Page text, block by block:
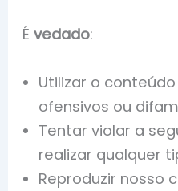
Évedado:
Utilizar o
ofensivos ou
Tentar violar a
realizar qualquer
Reproduzir nosso